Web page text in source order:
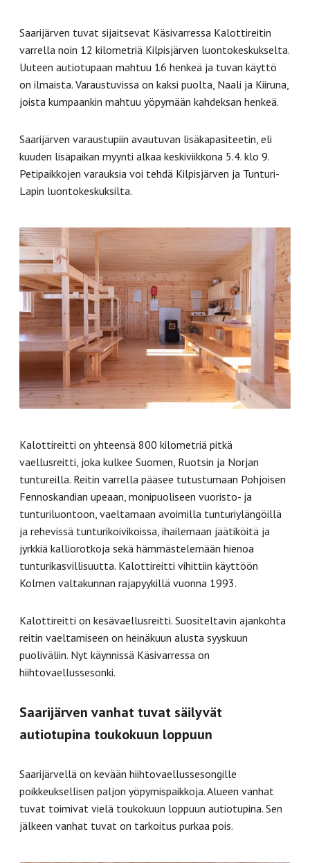
Saarijärven tuvat sijaitsevat Käsivarressa Kalottireitin
varrella noin 12 kilometriä Kilpisjärven luontokeskukselta.
Uuteen autiotupaan mahtuu 16 henkeä ja tuvan käyttö
on ilmaista. Varaustuvissa on kaksi puolta, Naali ja Kiiruna,
joista kumpaankin mahtuu yöpymään kahdeksan henkeä.
Saarijärven varaustupiin avautuvan lisäkapasiteetin, eli
kuuden lisäpaikan myynti alkaa keskiviikkona 5.4. klo 9.
Petipaikkojen varauksia voi tehdä Kilpisjärven ja Tunturi-
Lapin luontokeskuksilta.
Kalottireitti on yhteensä 800 kilometriä pitkä
vaellusreitti, joka kulkee Suomen, Ruotsin ja Norjan
tuntureilla. Reitin varrella pääsee tutustumaan Pohjoisen
Fennoskandian upeaan, monipuoliseen vuoristo- ja
tunturiluontoon, vaeltamaan avoimilla tunturiylängöillä
ja rehevissä tunturikoivikoissa, ihailemaan jäätiköitä ja
jyrkkiä kalliorotkoja sekä hämmästelemään hienoa
tunturikasvillisuutta. Kalottireitti vihittiin käyttöön
Kolmen valtakunnan rajapyykillä vuonna 1993.
Kalottireitti on kesävaellusreitti. Suositeltavin ajankohta
reitin vaeltamiseen on heinäkuun alusta syyskuun
puoliväliin. Nyt käynnissä Käsivarressa on
hiihtovaellussesonki.
Saarijärven vanhat tuvat säilyvät
autiotupina toukokuun loppuun
Saarijärvellä on kevään hiihtovaellussesongille
poikkeuksellisen paljon yöpymispaikkoja. Alueen vanhat
tuvat toimivat vielä toukokuun loppuun autiotupina. Sen
jälkeen vanhat tuvat on tarkoitus purkaa pois.